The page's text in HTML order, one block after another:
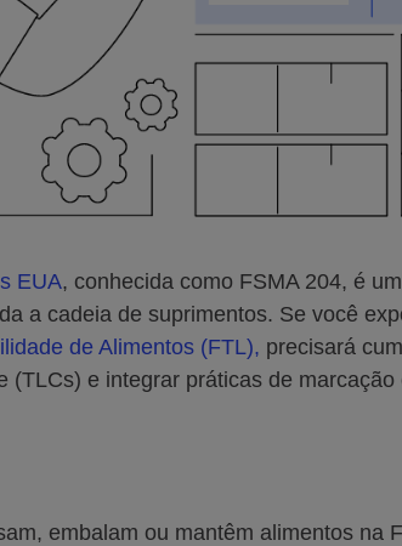
EUA, conhecida como FSMA 204, é
a cadeia de suprimentos. Se você
de Alimentos (FTL), precisará
e integrar práticas de marcação
embalam ou mantêm alimentos na